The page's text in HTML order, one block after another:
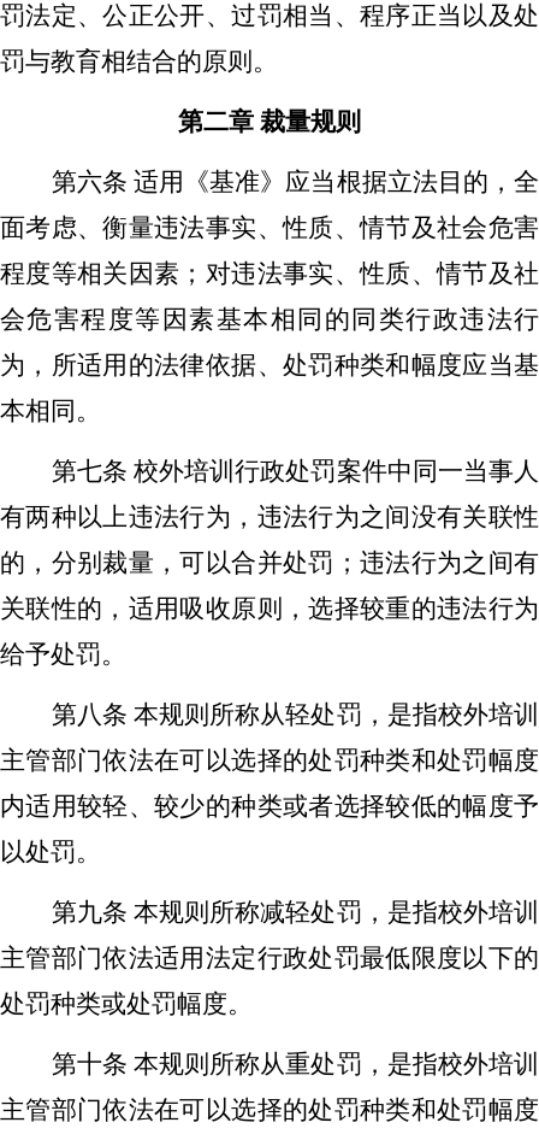
罚法定、公正公开、过罚相当 、程序正当以及处
罚与教育相结合的原则。
第二章 裁量规则
第六条 适用《基准》应当根据立法目的，全
面考虑、衡量违法事实、性质、情节及社会危害
程度等相关因素 ； 对违法事实、性质、情节及社
会危害程度等因素基本相同的同类行政违法行
为，所适用的法律依据、处罚种类和幅度应当基
本相同。
第七条 校外培训行政处罚案件中同一当事人
有两种以上违法行为，违法行为之间没有关联性
的，分别裁量，可以合并处罚；违法行为之间有
关联性的，适用吸收原则，选择较重的违法行为
给予处罚。
第八条 本规则所称从轻处罚，是指校外培训
主管部门依法在可以选择的处罚种类和处罚幅度
内适用较轻、较少的种类或者选择较低的幅度予
以处罚。
第九条 本规则所称减轻处罚 ， 是指校外培训
主管部门依法适用法定行政处罚最低限度以下的
处罚种类或处罚幅度。
第十条 本规则所称从重处罚，是指校外培训
主管部门依法在可以选择的处罚种类和处罚幅度